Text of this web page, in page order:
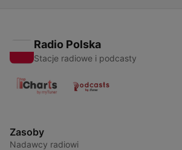
Radio Polska
Stacje radiowe i podcasty
Zasoby
Nadawcy radiowi